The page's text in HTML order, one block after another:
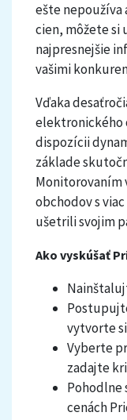
ešte nepoužíva
cien, môžete si
najpresnejšie
vašimi
Vďaka
elektronického
dispozícii
základe
Monitorovaním
obchodov s
ušetrili svojim
Ako vyskúšať
vytvorte
Vyberte
zadajte
Pohodlne
cenách